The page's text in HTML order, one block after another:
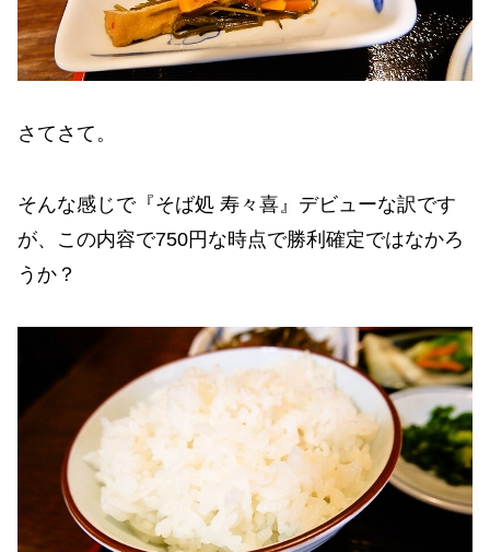
さてさて。
そんな感じで『そば処 寿々喜』デビューな訳です
が、この内容で750円な時点で勝利確定ではなかろ
うか？